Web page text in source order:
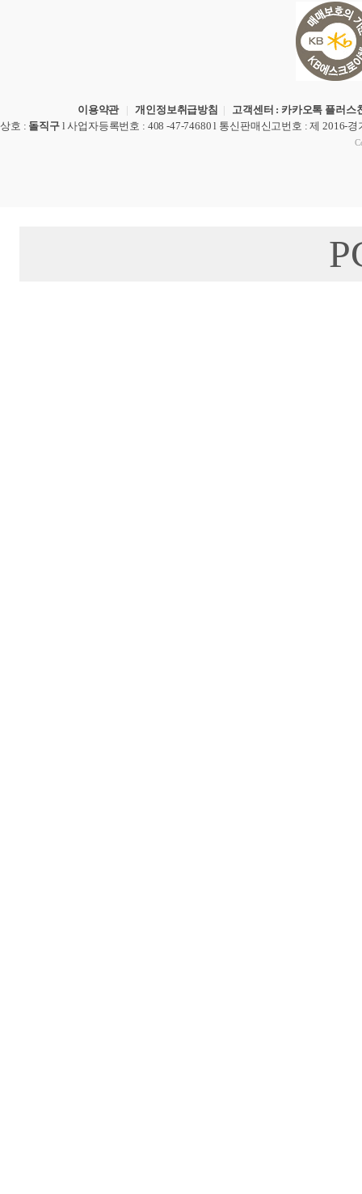
이용약관 |개인정보취급방침 | 고객센터 : 카카오톡 플러스
상호 : 돌직구 l사업자등록번호 : 408 -47-74680 l 통신판매신고번호 : 제 2016-